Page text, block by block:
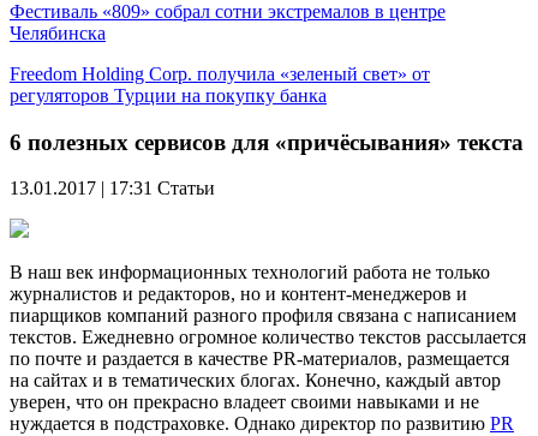
Фестиваль «809» собрал сотни экстремалов в центре
Челябинска
Freedom Holding Corp. получила «зеленый свет» от
регуляторов Турции на покупку банка
6 полезных сервисов для «причёсывания» текста
13.01.2017 | 17:31 Статьи
В наш век информационных технологий работа не только
журналистов и редакторов, но и контент-менеджеров и
пиарщиков компаний разного профиля связана с написанием
текстов. Ежедневно огромное количество текстов рассылается
по почте и раздается в качестве PR-материалов, размещается
на сайтах и в тематических блогах. Конечно, каждый автор
уверен, что он прекрасно владеет своими навыками и не
нуждается в подстраховке. Однако директор по развитию PR